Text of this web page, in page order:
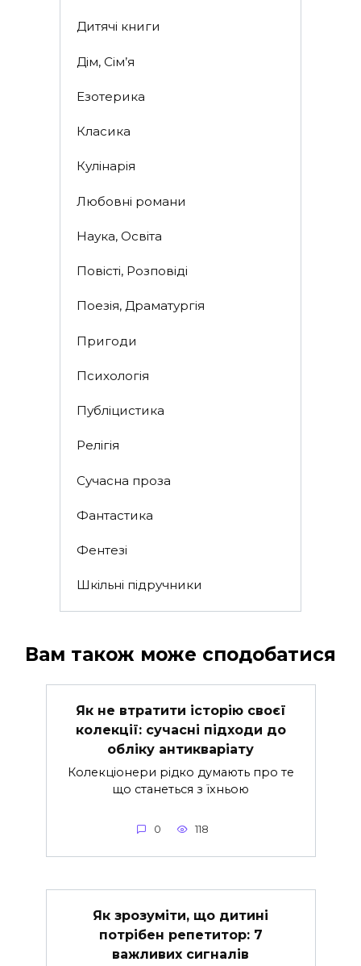
Дитячі книги
Дім, Сім’я
Езотерика
Класика
Кулінарія
Любовні романи
Наука, Освіта
Повісті, Розповіді
Поезія, Драматургія
Пригоди
Психологія
Публіцистика
Релігія
Сучасна проза
Фантастика
Фентезі
Шкільні підручники
Вам також може сподобатися
Як не втратити історію своєї
колекції: сучасні підходи до
обліку антикваріату
Колекціонери рідко думають про те
що станеться з їхньою
0 118
Як зрозуміти, що дитині
потрібен репетитор: 7
важливих сигналів